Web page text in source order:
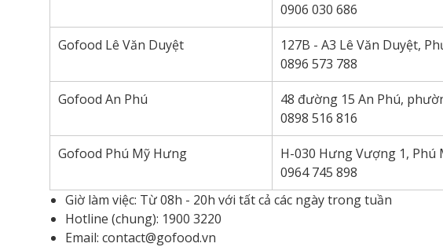
0906 030 686
Gofood Lê Văn Duyệt
127B - A3 Lê Văn Duyệt,
0896 573 788
Gofood An Phú
48 đường 15 An Phú,
0898 516 816
Gofood Phú Mỹ Hưng
H-030 Hưng Vượng 1,
0964 745 898
Giờ làm việc: Từ 08h - 20h với tất cả các ngày trong tuần
Hotline (chung): 1900 3220
Email: contact@gofood.vn